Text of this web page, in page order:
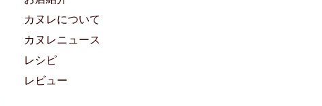
カヌレについて
カヌレニュース
レシピ
レビュー